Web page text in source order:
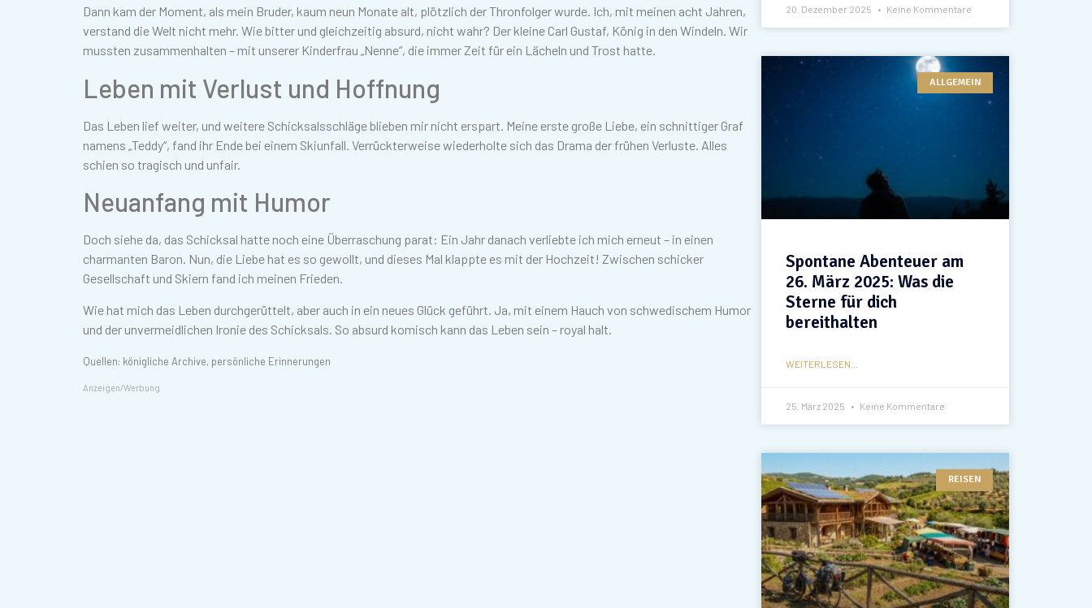
Dann kam der Moment, als mein Bruder, kaum neun Monate alt, plötzlich der Thronfolger wurde. Ich, mit meinen acht Jahren,
verstand die Welt nicht mehr. Wie bitter und gleichzeitig absurd, nicht wahr? Der kleine Carl Gustaf, König in den Windeln. Wir
mussten zusammenhalten – mit unserer Kinderfrau „Nenne“, die immer Zeit für ein Lächeln und Trost hatte.
Leben mit Verlust und Hoffnung
Das Leben lief weiter, und weitere Schicksalsschläge blieben mir nicht erspart. Meine erste große Liebe, ein schnittiger Graf
namens „Teddy“, fand ihr Ende bei einem Skiunfall. Verrückterweise wiederholte sich das Drama der frühen Verluste. Alles
schien so tragisch und unfair.
Neuanfang mit Humor
Doch siehe da, das Schicksal hatte noch eine Überraschung parat: Ein Jahr danach verliebte ich mich erneut – in einen
charmanten Baron. Nun, die Liebe hat es so gewollt, und dieses Mal klappte es mit der Hochzeit! Zwischen schicker
Gesellschaft und Skiern fand ich meinen Frieden.
Wie hat mich das Leben durchgerüttelt, aber auch in ein neues Glück geführt. Ja, mit einem Hauch von schwedischem Humor
und der unvermeidlichen Ironie des Schicksals. So absurd komisch kann das Leben sein – royal halt.
Quellen: königliche Archive, persönliche Erinnerungen
Anzeigen/Werbung
20. Dezember 2025 Keine Kommentare
ALLGEMEIN
Spontane Abenteuer am
26. März 2025: Was die
Sterne für dich
bereithalten
WEITERLESEN...
25. März 2025 Keine Kommentare
REISEN